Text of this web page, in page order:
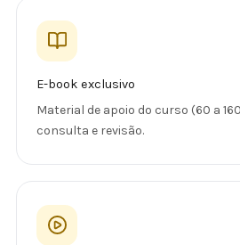
E-book exclusivo
Material de apoio do curso (60 a
consulta e revisão.